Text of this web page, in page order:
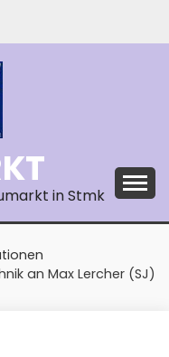
in Stmk
an Max Lercher (SJ)